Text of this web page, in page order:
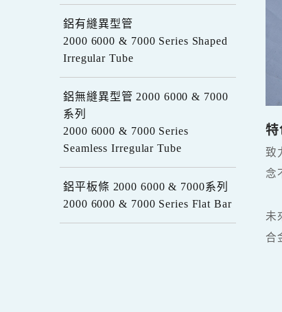
鋁有縫異型管
2000 6000 & 7000 Series Shaped
Irregular Tube
鋁無縫異型管 2000 6000 & 7000
系列
2000 6000 & 7000 Series
Seamless Irregular Tube
鋁平板條 2000 6000 & 7000系列
2000 6000 & 7000 Series Flat Bar
特
致
念
未
合